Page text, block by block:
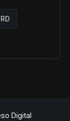
Digital